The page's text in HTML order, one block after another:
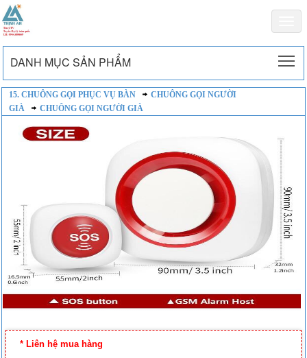
DANH MỤC SẢN PHẨM
15. CHUÔNG GỌI PHỤC VỤ BÀN
CHUÔNG GỌI NGƯỜI
GIÀ
CHUÔNG GỌI NGƯỜI GIÀ
* Liên hệ mua hàng